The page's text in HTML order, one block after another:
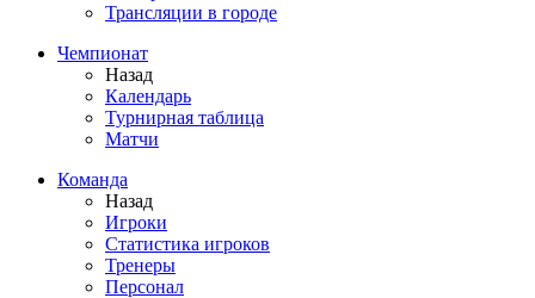
Трансляции в городе
Чемпионат
Назад
Календарь
Турнирная таблица
Матчи
Команда
Назад
Игроки
Статистика игроков
Тренеры
Персонал